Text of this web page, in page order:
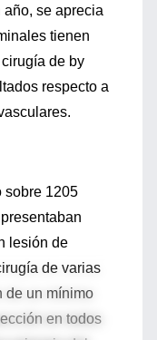
año, se aprecia
tienen
de by
respecto a
sobre 1205
lesión de
de varias
de un mínimo
en todos